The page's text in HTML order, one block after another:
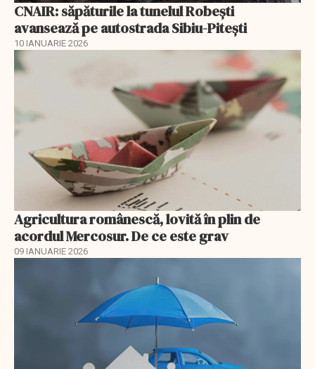
CNAIR: săpăturile la tunelul Robești
avansează pe autostrada Sibiu-Pitești
10 IANUARIE 2026
Agricultura românescă, lovită în plin de
acordul Mercosur. De ce este grav
09 IANUARIE 2026